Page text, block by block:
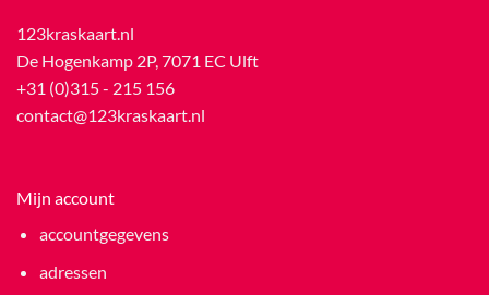
123kraskaart.nl
De Hogenkamp 2P, 7071 EC Ulft
+31 (0)315 - 215 156
contact@123kraskaart.nl
Mijn account
accountgegevens
adressen